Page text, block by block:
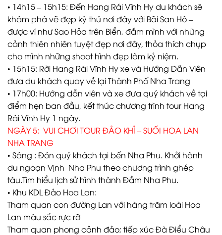
• 14h15 – 15h15: Đến Hang Rái Vĩnh Hy du khách sẽ
khám phá vẽ đẹp kỳ thú nơi đây với Bãi San Hô –
được ví như Sao Hỏa trên Biển, đắm mình với những
cảnh thiên nhiên tuyệt đẹp nơi đây, thỏa thích chụp
cho mình những shoot hình đẹp làm kỷ niệm.
• 15h15: Rời Hang Rái Vĩnh Hy xe và Hướng Dẫn Viên
đưa du khách quay về lại Thành Phố Nha Trang
• 17h00: Hướng dẫn viên và xe đưa quý khách về tại
điểm hẹn ban đầu, kết thúc chương trình tour Hang
Rái Vĩnh Hy 1 ngày.
NGÀY 5: VUI CHƠI TOUR ĐẢO KHỈ – SUỐI HOA LAN
NHA TRANG
• Sáng : Đón quý khách tại bến Nha Phu. Khởi hành
du ngoạn Vịnh Nha Phu theo chương trình ghép
tàu.Tìm hiểu lịch sử hình thành Đầm Nha Phu.
• Khu KDL Đảo Hoa Lan:
Tham quan con đường Lan với hàng trăm loài Hoa
Lan màu sắc rực rỡ
Tham quan phong cảnh đảo; tiếp xúc Đà Điểu Châu